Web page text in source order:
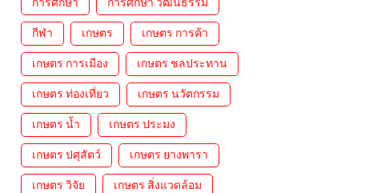
การศึกษา การศึกษา วัฒนธรรม
กีฬา เกษตร เกษตร การค้า
เกษตร การเมือง เกษตร ชลประทาน
เกษตร ท่องเที่ยว เกษตร นวัตกรรม
เกษตร น้ำ เกษตร ประมง
เกษตร ปศุสัตว์ เกษตร ยางพารา
เกษตร วิจัย เกษตร สิ่งแวดล้อม